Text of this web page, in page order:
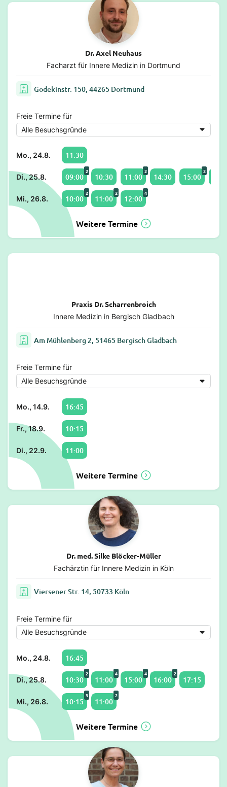
Dr. Axel Neuhaus
Facharzt für Innere Medizin in Dortmund
Godekinstr. 150, 44265 Dortmund
Freie Termine für
Mo., 24.8. 11:30
Di., 25.8. 09:00
2
10:30 11:00
2
14:30 15:00
2
Mi., 26.8. 10:00
2
11:00
2
12:00
4
Weitere Termine
Praxis Dr. Scharrenbroich
Innere Medizin in Bergisch Gladbach
Am Mühlenberg 2, 51465 Bergisch Gladbach
Freie Termine für
Mo., 14.9. 16:45
Fr., 18.9. 10:15
Di., 22.9. 11:00
Weitere Termine
Dr. med. Silke Blöcker-Müller
Fachärztin für Innere Medizin in Köln
Viersener Str. 14, 50733 Köln
Freie Termine für
Mo., 24.8. 16:45
Di., 25.8. 10:30
2
11:00
4
15:00
4
16:00
2
17:15
Mi., 26.8. 10:15
3
11:00
2
Weitere Termine